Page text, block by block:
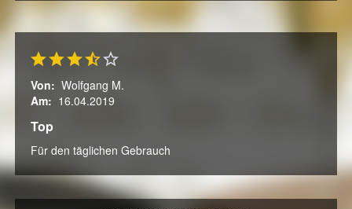
Von: Wolfgang M.
Am: 16.04.2019
Top
Für den täglichen Gebrauch